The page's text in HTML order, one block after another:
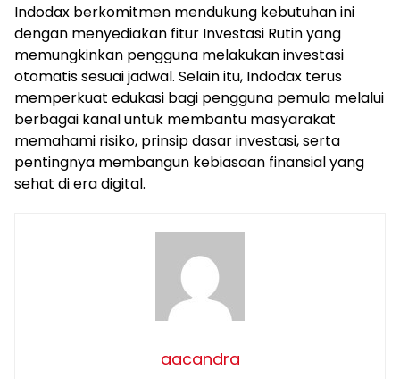
Indodax berkomitmen mendukung kebutuhan ini
dengan menyediakan fitur Investasi Rutin yang
memungkinkan pengguna melakukan investasi
otomatis sesuai jadwal. Selain itu, Indodax terus
memperkuat edukasi bagi pengguna pemula melalui
berbagai kanal untuk membantu masyarakat
memahami risiko, prinsip dasar investasi, serta
pentingnya membangun kebiasaan finansial yang
sehat di era digital.
aacandra